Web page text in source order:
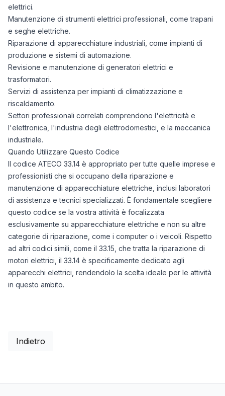
elettrici.
Manutenzione di strumenti elettrici professionali, come trapani
e seghe elettriche.
Riparazione di apparecchiature industriali, come impianti di
produzione e sistemi di automazione.
Revisione e manutenzione di generatori elettrici e
trasformatori.
Servizi di assistenza per impianti di climatizzazione e
riscaldamento.
Settori professionali correlati comprendono l'elettricità e
l'elettronica, l'industria degli elettrodomestici, e la meccanica
industriale.
Quando Utilizzare Questo Codice
Il codice ATECO 33.14 è appropriato per tutte quelle imprese e
professionisti che si occupano della riparazione e
manutenzione di apparecchiature elettriche, inclusi laboratori
di assistenza e tecnici specializzati. È fondamentale scegliere
questo codice se la vostra attività è focalizzata
esclusivamente su apparecchiature elettriche e non su altre
categorie di riparazione, come i computer o i veicoli. Rispetto
ad altri codici simili, come il 33.15, che tratta la riparazione di
motori elettrici, il 33.14 è specificamente dedicato agli
apparecchi elettrici, rendendolo la scelta ideale per le attività
in questo ambito.
Indietro